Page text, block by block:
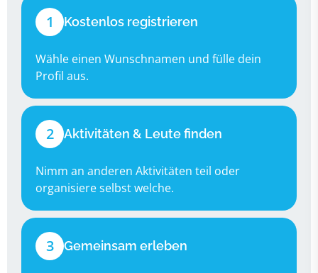
1 Kostenlos registrieren
Wähle einen Wunschnamen und fülle dein
Profil aus.
2 Aktivitäten & Leute finden
Nimm an anderen Aktivitäten teil oder
organisiere selbst welche.
3 Gemeinsam erleben